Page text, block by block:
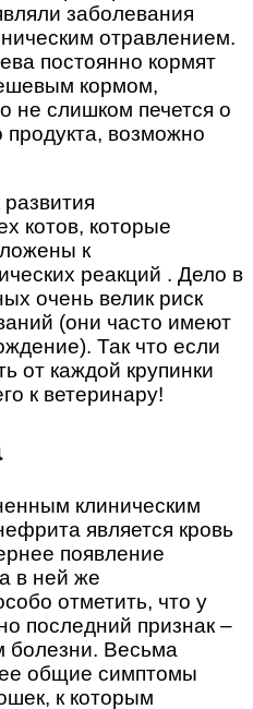
заболевания
отравлением.
постоянно кормят
кормом,
не слишком печется о
продукта, возможно
котов, которые
к
реакций . Дело в
очень велик риск
(они часто имеют
Так что если
от каждой крупинки
к ветеринару!
клиническим
является кровь
появление
в ней же
отметить, что у
последний признак –
болезни. Весьма
общие симптомы
к которым